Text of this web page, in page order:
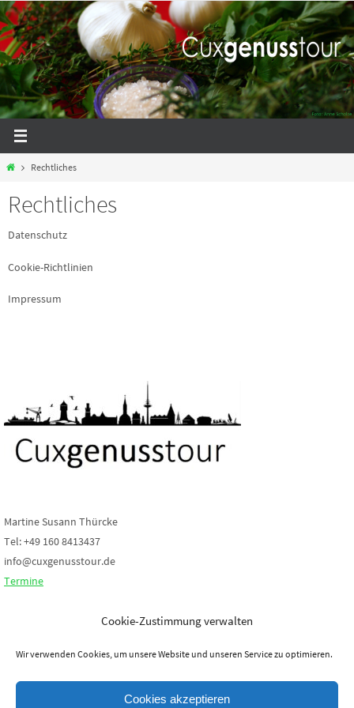
Cookie-Zustimmung verwalten
Wir verwenden Cookies, um unsere Website und unseren Service zu optimieren.
Cookies akzeptieren
Zum
Inhalt
springen
StartRechtliches
Rechtliches
Datenschutz
Cookie-Richtlinien
Impressum
Martine Susann Thürcke
Tel: +49 160 8413437
info@cuxgenusstour.de
Termine